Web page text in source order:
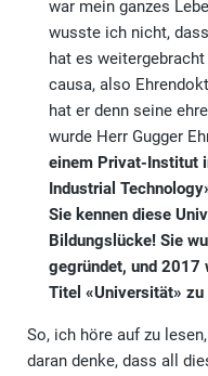
war mein ganzes
wusste ich nicht,
hat es
causa, also
hat er denn seine
wurde Herr Gugger
einem Privat-Institut
Industrial
Sie kennen diese
Bildungslücke! Sie
gegründet, und 2017
Titel «Universität» zu
So, ich höre auf zu
daran denke, dass all